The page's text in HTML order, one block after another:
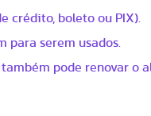
crédito, boleto ou PIX).
para serem usados.
pode renovar o